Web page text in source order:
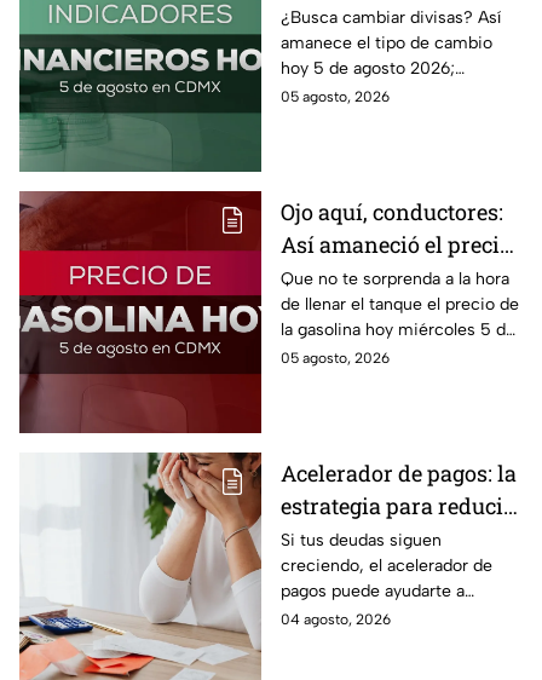
miércoles 5 de agosto
2026?
¿Busca cambiar divisas? Así
amanece el tipo de cambio
hoy 5 de agosto 2026;
consulta el precio del dólar
05 agosto, 2026
Ojo aquí, conductores:
Así amaneció el precio
de la gasolina HOY
Que no te sorprenda a la hora
de llenar el tanque el precio de
la gasolina hoy miércoles 5 de
agosto 2026; aquí te dejamos
05 agosto, 2026
Acelerador de pagos: la
estrategia para reducir
tus deudas más rápido
y recuperar el control
de tus finanzas
Si tus deudas siguen
creciendo, el acelerador de
pagos puede ayudarte a
ordenar tus finanzas, priorizar
04 agosto, 2026